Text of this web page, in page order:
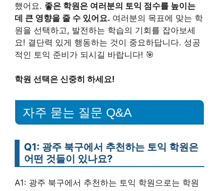
했어요. 좋은 학원은 여러분의 토익 점수를 높이는
데 큰 영향을 줄 수 있어요. 여러분의 목표에 맞는 학
원을 선택하고, 발전하는 학습의 기회를 잡아보세
요! 결단력 있게 행동하는 것이 중요하답니다. 성공
적인 토익 준비가 되시길 바랍니다! 🎯
학원 선택은 신중히 하세요!
자주 묻는 질문 Q&A
Q1: 광주 북구에서 추천하는 토익 학원은
어떤 것들이 있나요?
A1: 광주 북구에서 추천하는 토익 학원으로는 학원